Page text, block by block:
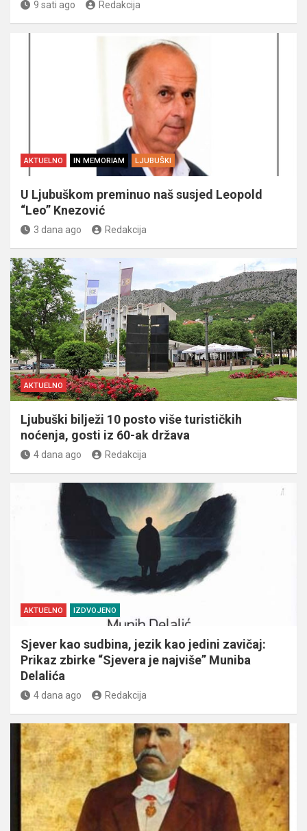
9 sati ago Redakcija
AKTUELNO IN MEMORIAM LJUBUŠKI
U Ljubuškom preminuo naš susjed Leopold
“Leo” Knezović
3 dana ago Redakcija
AKTUELNO
Ljubuški bilježi 10 posto više turističkih
noćenja, gosti iz 60-ak država
4 dana ago Redakcija
AKTUELNO IZDVOJENO
Sjever kao sudbina, jezik kao jedini zavičaj:
Prikaz zbirke “Sjevera je najviše” Muniba
Delalića
4 dana ago Redakcija